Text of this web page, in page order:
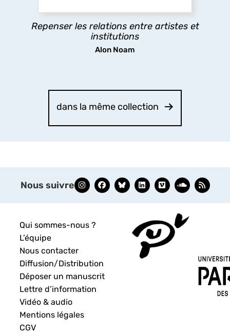
Repenser les relations entre artistes et
institutions
Alon Noam
découvrir
dans la même collection
Nous suivre
Qui sommes-nous ?
L’équipe
Nous contacter
Diffusion/Distribution
Déposer un manuscrit
Lettre d’information
Vidéo & audio
Mentions légales
CGV